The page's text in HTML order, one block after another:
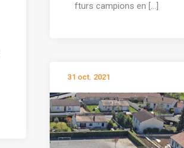
fturs campions en [...]
31 oct. 2021